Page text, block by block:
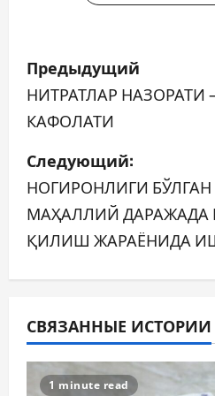
Н
а
в
и
г
а
ц
и
я
Предыдущий
НИТРАТЛАР
КАФОЛАТИ
Следующий:
НОГИРОНЛИГИ
МАҲАЛЛИЙ ДАРАЖАДА
ҚИЛИШ ЖАРАЁНИДА
СВЯЗАННЫЕ ИСТОРИИ
1 minute read